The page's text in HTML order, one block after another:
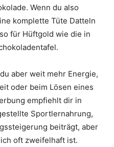
Wenn du also
komplette Tüte Datteln
für Hüftgold wie die in
aber weit mehr Energie,
oder beim Lösen eines
empfiehlt dir in
Sportlernahrung,
beiträgt, aber
oft zweifelhaft ist.